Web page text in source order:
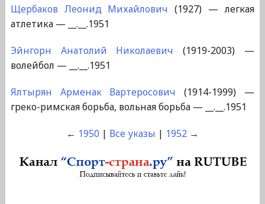
Щербаков Леонид Михайлович (1927) — легкая
атлетика — __.__.1951
Эйнгорн Анатолий Николаевич (1919-2003) —
волейбол — __.__.1951
Ялтырян Арменак Вартеросович (1914-1999) —
греко-римская борьба, вольная борьба — __.__.1951
← 1950 | Все указы | 1952→